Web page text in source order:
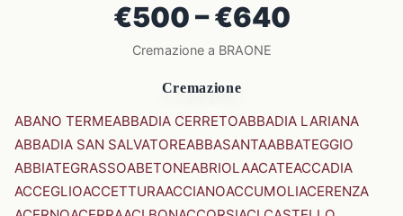
€500 – €640
Cremazione a BRAONE
Cremazione
ABANO TERMEABBADIA CERRETOABBADIA LARIANA
ABBADIA SAN SALVATOREABBASANTAABBATEGGIO
ABBIATEGRASSOABETONEABRIOLAACATEACCADIA
ACCEGLIOACCETTURAACCIANOACCUMOLIACERENZA